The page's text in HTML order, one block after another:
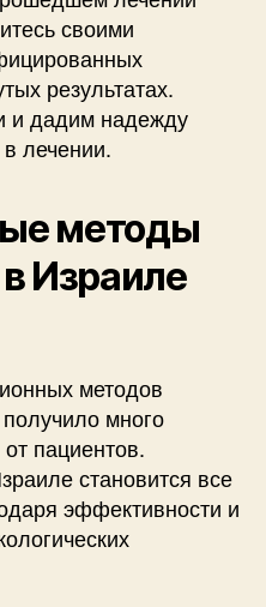
своими
результатах.
и дадим надежду
лечении.
методы
Израиле
методов
много
пациентов.
становится все
эффективности и